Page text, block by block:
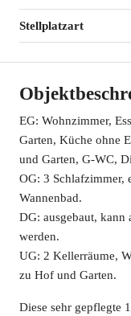
Stellplatzart
EG: Wohnzimmer,
Garten, Küche ohne
und Garten, G-WC,
OG: 3 Schlafzimmer,
Wannenbad.
DG: ausgebaut, kann
werden.
UG: 2 Kellerräume,
zu Hof und Garten.
Diese sehr gepflegte